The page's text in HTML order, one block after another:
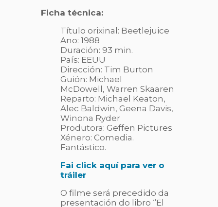
Ficha técnica:
Título orixinal: Beetlejuice
Ano: 1988
Duración: 93 min.
País: EEUU
Dirección: Tim Burton
Guión: Michael
McDowell, Warren Skaaren
Reparto: Michael Keaton,
Alec Baldwin, Geena Davis,
Winona Ryder
Produtora: Geffen Pictures
Xénero: Comedia.
Fantástico.
Fai click aquí para ver o
tráiler
O filme será precedido da
presentación do libro “El